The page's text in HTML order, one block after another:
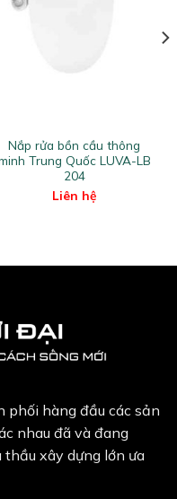
Nắp rửa bồn cầu thông
Trung Quốc LUVA-LB
204
Liên hệ
phối hàng đầu các sản
nhau đã và đang
thầu xây dựng lớn ưa